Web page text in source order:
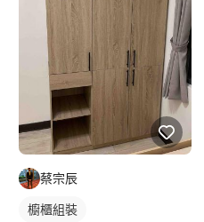
蔡宗辰
櫥櫃組裝